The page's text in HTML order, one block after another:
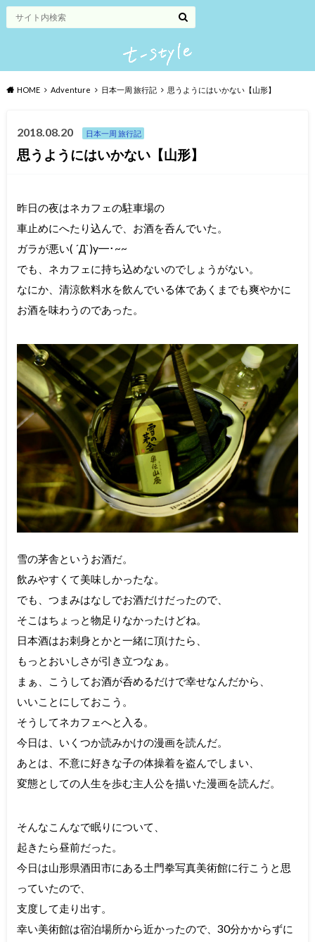
HOME Adventure 日本一周 旅行記 思うようにはいかない【山形】
2018.08.20 日本一周 旅行記
思うようにはいかない【山形】
昨日の夜はネカフェの駐車場の
車止めにへたり込んで、お酒を呑んでいた。
ガラが悪い( ´Д`)y━･~~
でも、ネカフェに持ち込めないのでしょうがない。
なにか、清涼飲料水を飲んでいる体であくまでも爽やかに
お酒を味わうのであった。
雪の茅舎というお酒だ。
飲みやすくて美味しかったな。
でも、つまみはなしでお酒だけだったので、
そこはちょっと物足りなかったけどね。
日本酒はお刺身とかと一緒に頂けたら、
もっとおいしさが引き立つなぁ。
まぁ、こうしてお酒が呑めるだけで幸せなんだから、
いいことにしておこう。
そうしてネカフェへと入る。
今日は、いくつか読みかけの漫画を読んだ。
あとは、不意に好きな子の体操着を盗んでしまい、
変態としての人生を歩む主人公を描いた漫画を読んだ。
そんなこんなで眠りについて、
起きたら昼前だった。
今日は山形県酒田市にある土門拳写真美術館に行こうと思
っていたので、
支度して走り出す。
幸い美術館は宿泊場所から近かったので、30分かからずに